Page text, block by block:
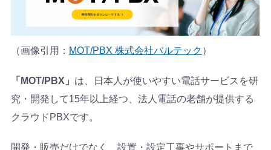
（画像引用： MOT/PBX 株式会社バルテック ）
「MOT/PBX」 は、日本人が使いやすい電話サービスを研
究・開発して15年以上経つ、法人電話の老舗が提供する
クラウドPBXです。
開発・販売だけでなく、設置・設定工事やサポートまで